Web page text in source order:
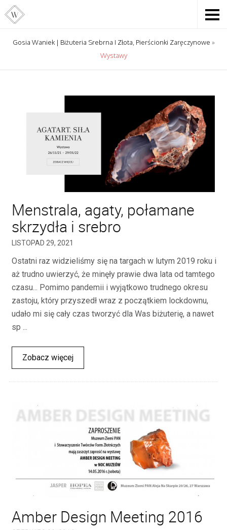
Gosia Waniek | Biżuteria Srebrna I Złota, Pierścionki Zaręczynowe »
Wystawy
Menstrala, agaty, połamane
skrzydła i srebro
LISTOPAD 29, 2021
Ostatni raz widzieliśmy się na targach w lutym 2019 roku i
aż trudno uwierzyć, że minęły prawie dwa lata od tamtego
czasu... Pomimo pandemii i wyjątkowo trudnego okresu
zastoju, który przyszedł wraz z początkiem lockdownu,
udało mi się cały czas tworzyć dla Was biżuterię, a nawet
sp ...
Zobacz więcej
Amber Design Meeting 2016